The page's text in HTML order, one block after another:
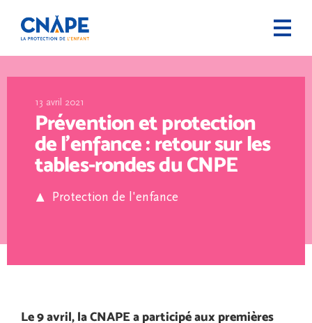
13 avril 2021
Prévention et protection
de l’enfance : retour sur les
tables-rondes du CNPE
Protection de l'enfance
Le 9 avril, la CNAPE a participé aux premières